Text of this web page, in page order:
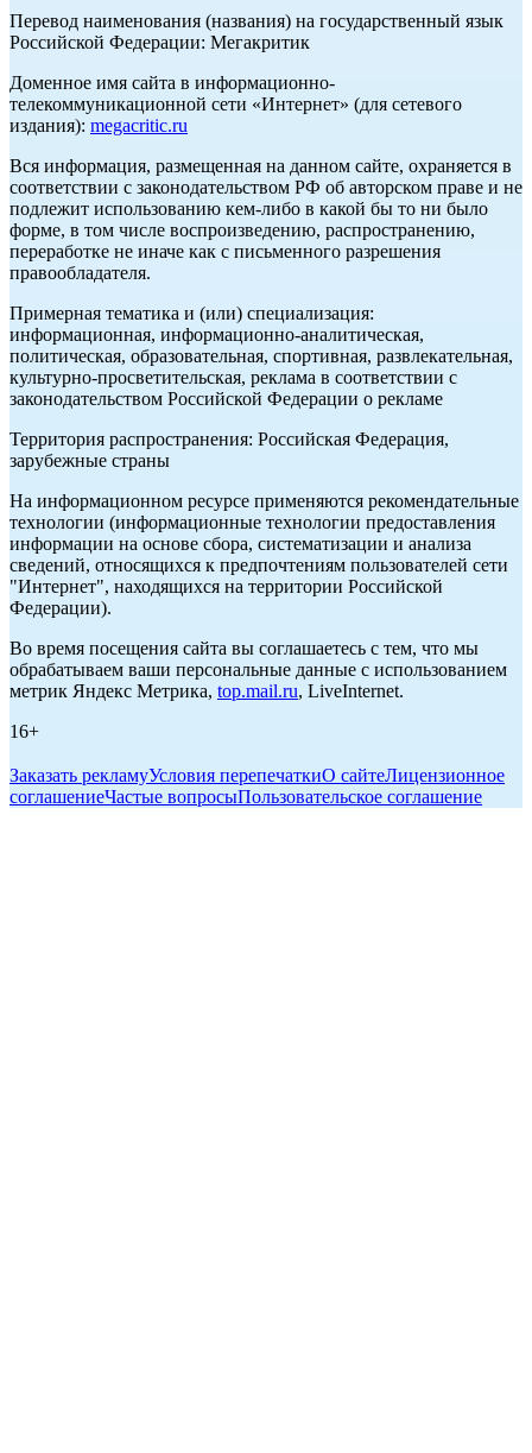
Перевод наименования (названия) на государственный язык
Российской Федерации: Мегакритик
Доменное имя сайта в информационно-
телекоммуникационной сети «Интернет» (для сетевого
издания): megacritic.ru
Вся информация, размещенная на данном сайте, охраняется в
соответствии с законодательством РФ об авторском праве и не
подлежит использованию кем-либо в какой бы то ни было
форме, в том числе воспроизведению, распространению,
переработке не иначе как с письменного разрешения
правообладателя.
Примерная тематика и (или) специализация:
информационная, информационно-аналитическая,
политическая, образовательная, спортивная, развлекательная,
культурно-просветительская, реклама в соответствии с
законодательством Российской Федерации о рекламе
Территория распространения: Российская Федерация,
зарубежные страны
На информационном ресурсе применяются рекомендательные
технологии (информационные технологии предоставления
информации на основе сбора, систематизации и анализа
сведений, относящихся к предпочтениям пользователей сети
"Интернет", находящихся на территории Российской
Федерации).
Во время посещения сайта вы соглашаетесь с тем, что мы
обрабатываем ваши персональные данные с использованием
метрик Яндекс Метрика, top.mail.ru, LiveInternet.
16+
Заказать рекламуУсловия перепечаткиО сайтеЛицензионное
соглашениеЧастые вопросыПользовательское соглашение